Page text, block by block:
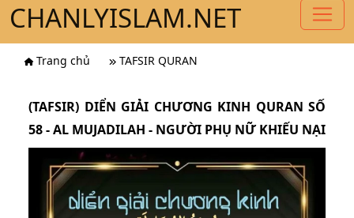
CHANLYISLAM.NET
Trang chủ TAFSIR QURAN
(TAFSIR) DIỂN GIẢI CHƯƠNG KINH QURAN SỐ
58 - AL MUJADILAH - NGƯỜI PHỤ NỮ KHIẾU NẠI